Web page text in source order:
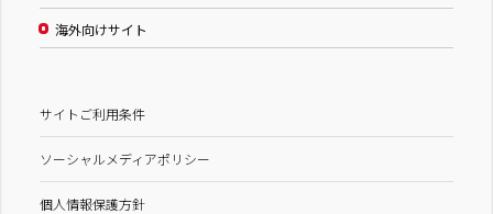
海外向けサイト
サイトご利用条件
ソーシャルメディアポリシー
個人情報保護方針